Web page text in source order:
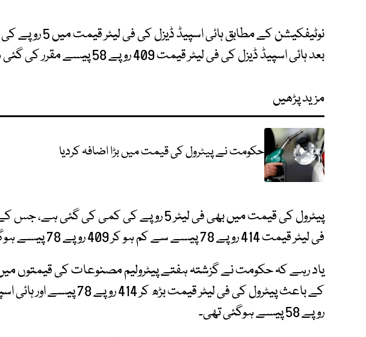
نوٹیفکیشن کے مطابق
بعد ہائی اسپیڈ ڈیزل کی فی لیٹر قیمت 409 روپے 58 پیسے مقرر کی گئی ہے۔
مزید پڑھیں
حکومت نے پیٹرول کی قیمت میں بڑا اضافہ کردیا
پیٹرول کی قیمت میں بھی فی لیٹر 5 روپے کی کمی کی
فی لیٹر قیمت 414 روپے 78 پیسے سے کم ہو کر 409 روپے 78 پیسے ہوگئی ہے۔
یاد رہے کہ حکومت نے گزشتہ ہفتے پیٹرولیم مصنوعات کی قیمتوں میں
روپے 58 پیسے ہوگئی تھی۔